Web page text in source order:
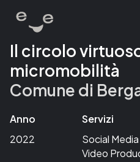
home
works
services
about
Il circolo
micromobilità
Comune di
Anno
2022
Servizi
Social Media
Video